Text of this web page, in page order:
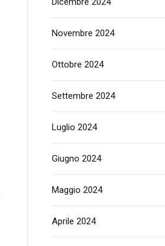
Novembre 2024
Ottobre 2024
Settembre 2024
Luglio 2024
Giugno 2024
Maggio 2024
Aprile 2024